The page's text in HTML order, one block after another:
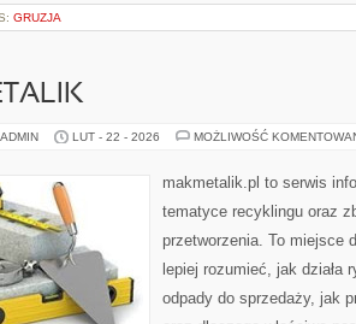
GRUZJA
LUT - 22 - 2026 MOŻLIWOŚĆ
makmetalik.pl to serwis
tematyce recyklingu oraz
przetworzenia. To miejsce
lepiej rozumieć, jak działa
odpady do sprzedaży, jak